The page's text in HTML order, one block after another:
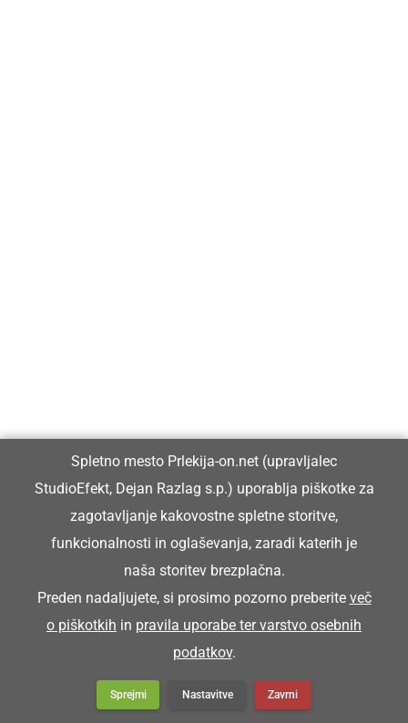
ponudile pravo športno in ...
Spletno mesto Prlekija-on.net (upravljalec
StudioEfekt, Dejan Razlag s.p.) uporablja piškotke za
zagotavljanje kakovostne spletne storitve,
funkcionalnosti in oglaševanja, zaradi katerih je
naša storitev brezplačna.
Preden nadaljujete, si prosimo pozorno preberite več
o piškotkih in pravila uporabe ter varstvo osebnih
podatkov.
Sprejmi Nastavitve Zavrni